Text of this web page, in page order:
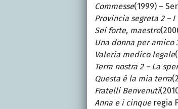
Commesse(1999) –
Provincia segreta 2 –
Sei forte, maestro
Una donna per amico
Valeria medico legale
Terra nostra 2 – La
Questa è la mia terra
Fratelli Benvenuti
Anna e i cinque regia